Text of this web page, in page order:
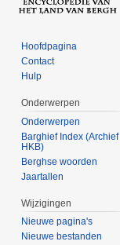
Hoofdpagina
Contact
Hulp
Onderwerpen
Onderwerpen
Barghief Index (Archief
HKB)
Berghse woorden
Jaartallen
Wijzigingen
Nieuwe pagina's
Nieuwe bestanden